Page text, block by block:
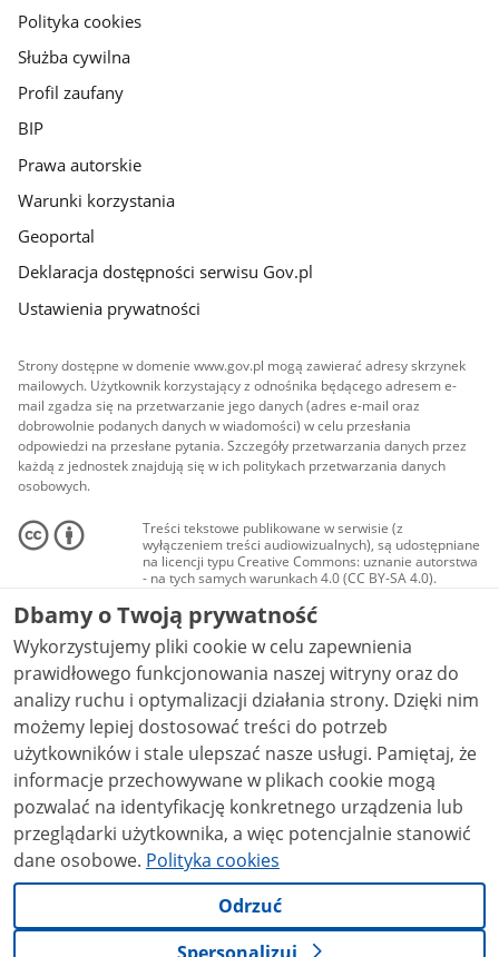
gov.pl
Polityka cookies
Służba cywilna
Profil zaufany
BIP
Prawa autorskie
Warunki korzystania
Geoportal
Deklaracja dostępności serwisu Gov.pl
Ustawienia prywatności
Strony dostępne w domenie www.gov.pl mogą zawierać adresy skrzynek
mailowych. Użytkownik korzystający z odnośnika będącego adresem e-
mail zgadza się na przetwarzanie jego danych (adres e-mail oraz
dobrowolnie podanych danych w wiadomości) w celu przesłania
odpowiedzi na przesłane pytania. Szczegóły przetwarzania danych przez
każdą z jednostek znajdują się w ich politykach przetwarzania danych
osobowych.
Treści tekstowe publikowane w serwisie (z
wyłączeniem treści audiowizualnych), są udostępniane
na licencji typu Creative Commons: uznanie autorstwa
- na tych samych warunkach 4.0 (CC BY-SA 4.0).
Materiały audiowizualne, w tym zdjęcia, materiały
audio i wideo, są udostępniane na licencji typu
Creative Commons: uznanie autorstwa użycie
niekomercyjne - bez utworów zależnych 4.0 (CC BY-
NC-ND 4.0), o ile nie jest to stwierdzone inaczej.
Dbamy o Twoją prywatność
Wykorzystujemy pliki cookie w celu zapewnienia
prawidłowego funkcjonowania naszej witryny oraz do
analizy ruchu i optymalizacji działania strony. Dzięki nim
możemy lepiej dostosować treści do potrzeb
użytkowników i stale ulepszać nasze usługi. Pamiętaj, że
informacje przechowywane w plikach cookie mogą
pozwalać na identyfikację konkretnego urządzenia lub
przeglądarki użytkownika, a więc potencjalnie stanowić
dane osobowe. Polityka cookies
Odrzuć